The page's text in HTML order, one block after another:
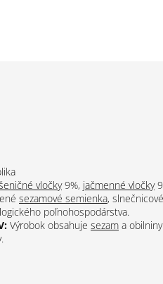
vločky9%, jačmenné vločky
sezamové semienka,
poľnohospodárstva.
Výrobok obsahuje sezam a